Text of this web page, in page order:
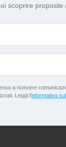
scoprire proposte
a ricevere
Leggi l'informativa